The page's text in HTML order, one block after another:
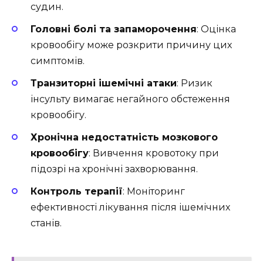
судин.
Головні болі та запаморочення: Оцінка
кровообігу може розкрити причину цих
симптомів.
Транзиторні ішемічні атаки: Ризик
інсульту вимагає негайного обстеження
кровообігу.
Хронічна недостатність мозкового
кровообігу: Вивчення кровотоку при
підозрі на хронічні захворювання.
Контроль терапії: Моніторинг
ефективності лікування після ішемічних
станів.